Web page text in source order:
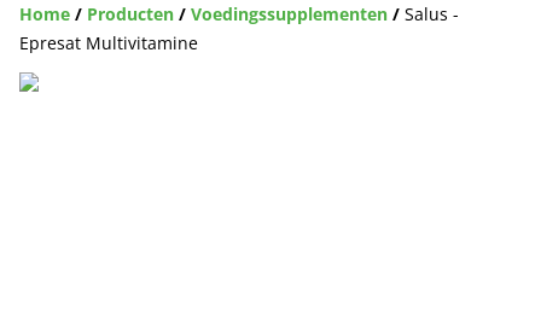
Home / Producten / Voedingssupplementen / Salus -
Epresat Multivitamine